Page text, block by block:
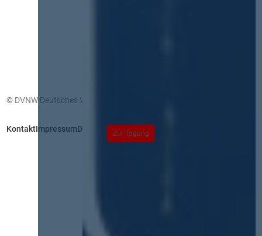
Zur Tagung
© DVNW Deutsches Vergabenetzwerk GmbH
KontaktImpressumDatenschutz